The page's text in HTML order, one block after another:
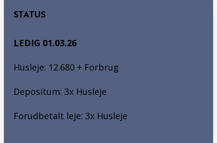
STATUS
LEDIG 01.03.26
Husleje: 12.680 + Forbrug
Depositum: 3x Husleje
Forudbetalt leje: 3x Husleje